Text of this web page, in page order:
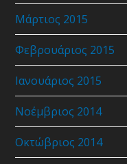
Μάρτιος 2015
Φεβρουάριος 2015
Ιανουάριος 2015
Νοέμβριος 2014
Οκτώβριος 2014